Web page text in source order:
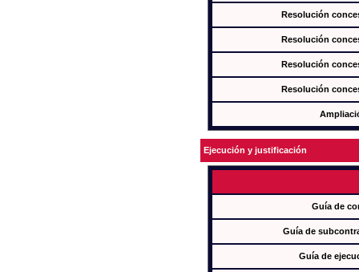
Resolución
Resolución
Resolución
Resolución
Ejecución y justificación
Guía de
Guía de
Guía de